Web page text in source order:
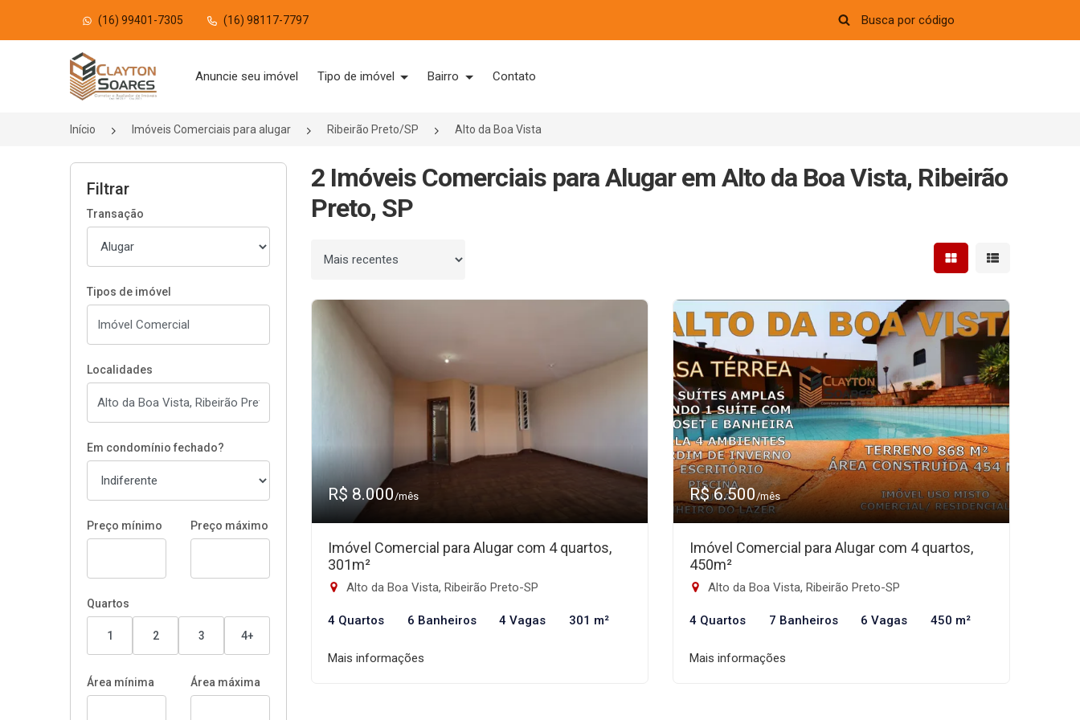
(16) 99401-7305 (16) 98117-7797
Página inicial
Anuncie seu imóvel Tipo de imóvel Bairro Contato
Início Imóveis Comerciais para alugar Ribeirão Preto/SP Alto da Boa Vista
Filtrar
Transação
Tipos de imóvel
Localidades
Em condomínio fechado?
Preço mínimo Preço máximo
Quartos
1 2 3 4+
Área mínima Área máxima
2 Imóveis Comerciais para Alugar em Alto da Boa Vista, Ribeirão
Preto, SP
Ordenar por Mostrar resultados em
Mostrar
R$ 8.000/mês
Imóvel Comercial para Alugar com 4 quartos,
301m²
Alto da Boa Vista, Ribeirão Preto-SP
4 Quartos 6 Banheiros 4 Vagas 301 m²
Mais informações
R$ 6.500/mês
Imóvel Comercial para Alugar com 4 quartos,
450m²
Alto da Boa Vista, Ribeirão Preto-SP
4 Quartos 7 Banheiros 6 Vagas 450 m²
Mais informações